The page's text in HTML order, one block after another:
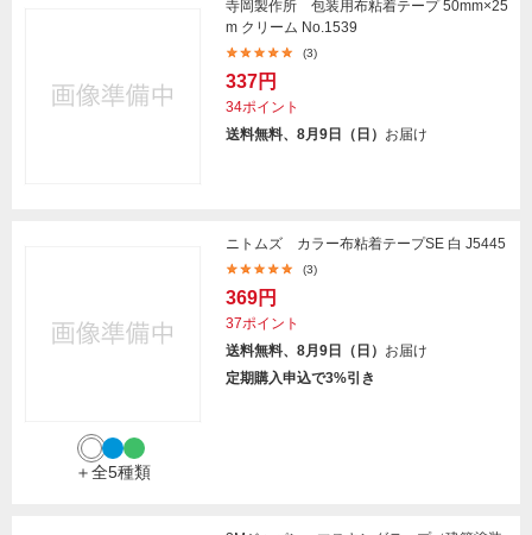
寺岡製作所 包装用布粘着テープ 50mm×25
m クリーム No.1539
(3)
337円
34ポイント
送料無料、8月9日（日） お届け
＋全5種類
ニトムズ カラー布粘着テープSE 白 J5445
(3)
369円
37ポイント
送料無料、8月9日（日） お届け
定期購入申込で3%引き